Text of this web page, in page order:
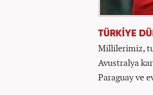
TÜRKİYE
Millilerimiz,
Avustralya
Paraguay ve